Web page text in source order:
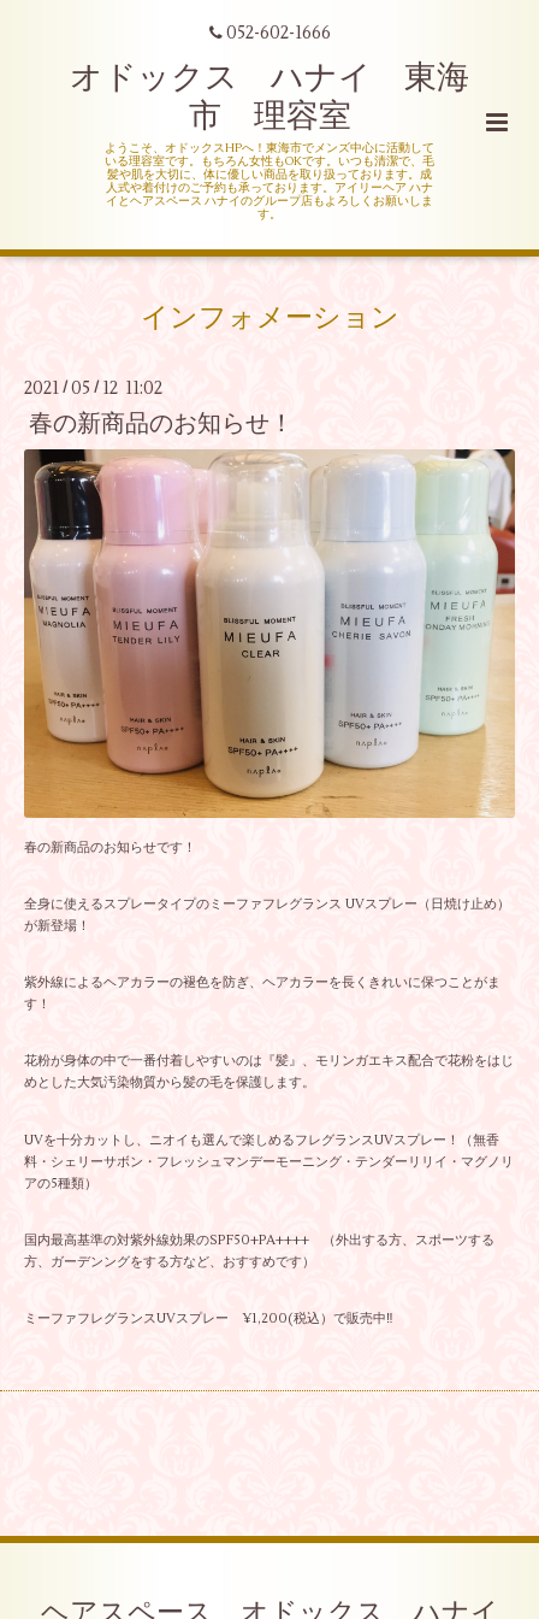
052-602-1666
オドックス ハナイ 東海
市 理容室
ようこそ、オドックスHPへ！東海市でメンズ中心に活動して
いる理容室です。もちろん女性もOKです。いつも清潔で、毛
髪や肌を大切に、体に優しい商品を取り扱っております。成
人式や着付けのご予約も承っております。アイリーヘア ハナ
イとヘアスペース ハナイのグループ店もよろしくお願いしま
す。
インフォメーション
2021 / 05 / 12 11:02
春の新商品のお知らせ！
春の新商品のお知らせです！
全身に使えるスプレータイプのミーファフレグランス UVスプレー（日焼け止め）
が新登場！
紫外線によるヘアカラーの褪色を防ぎ、ヘアカラーを長くきれいに保つことがま
す！
花粉が身体の中で一番付着しやすいのは『髪』、モリンガエキス配合で花粉をはじ
めとした大気汚染物質から髪の毛を保護します。
UVを十分カットし、ニオイも選んで楽しめるフレグランスUVスプレー！（無香
料・シェリーサボン・フレッシュマンデーモーニング・テンダーリリイ・マグノリ
アの5種類）
国内最高基準の対紫外線効果のSPF50+PA++++ （外出する方、スポーツする
方、ガーデンングをする方など、おすすめです）
ミーファフレグランスUVスプレー ¥1,200(税込）で販売中‼